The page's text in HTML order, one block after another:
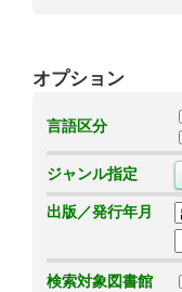
オプション
言語区分
ジャンル指定
出版／発行年月
検索対象図書館